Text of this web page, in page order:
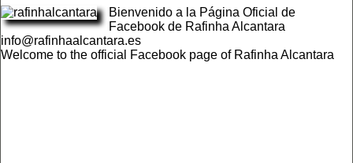
Bienvenido a la Página Oficial de
Facebook de Rafinha Alcantara
info@rafinhaalcantara.es
Welcome to the official Facebook page of Rafinha Alcantara